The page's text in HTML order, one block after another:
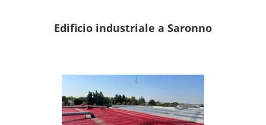
Edificio industriale a Saronno